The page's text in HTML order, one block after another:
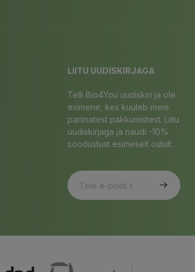
LIITU UUDISKIRJAGA
Telli Bio4You uudiskiri ja ole
esimene, kes kuuleb meie
parimatest pakkumistest. Liitu
uudiskirjaga ja naudi -10%
soodustust esimeselt ostult.